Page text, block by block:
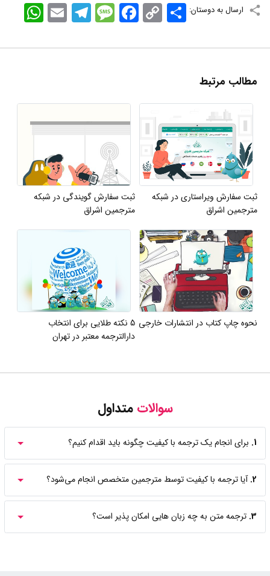
ارسال به دوستان: WhatsApp EmailTelegramMessageFacebook Copy
Link
اشتراک
مطالب مرتبط
ثبت سفارش ویراستاری در شبکه
مترجمین اشراق
ثبت سفارش گویندگی در شبکه
مترجمین اشراق
نحوه چاپ کتاب در انتشارات خارجی
5 نکته طلایی برای انتخاب
دارالترجمه معتبر در تهران
سوالاتمتداول
1. برای انجام یک ترجمه با کیفیت چگونه باید اقدام کنیم؟
2. آیا ترجمه با کیفیت توسط مترجمین متخصص انجام می‌شود؟
3. ترجمه متن به چه زبان هایی امکان پذیر است؟